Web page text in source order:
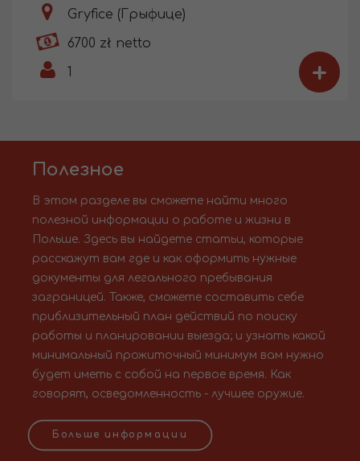
Gryfice (Грыфице)
6700 zł netto
1
+
Полезное
В этом разделе вы сможете найти много
полезной информации о работе и жизни в
Польше. Здесь вы найдете статьи, которые
расскажут вам где и как оформить нужные
документы для легального пребывания
заграницей. Также, сможете составить себе
приблизительный план действий по поиску
работы и планировании выезда; и узнать какой
минимальный прожиточный минимум вам нужно
будет иметь с собой на первое время. Как
говорят, осведомленность - лучшее оружие.
Больше информации